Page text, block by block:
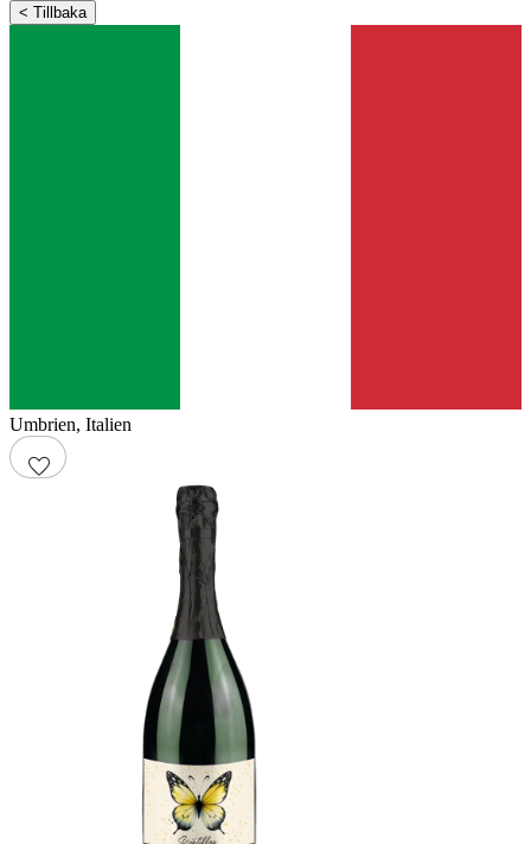
< Tillbaka
Umbrien, Italien